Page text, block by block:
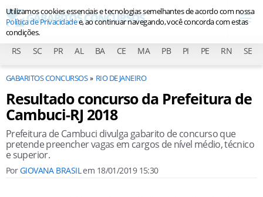
RS SC PR AL BA CE MA PB PI PE RN SE
GABARITOS CONCURSOS RIO DE JANEIRO
Resultado concurso da Prefeitura de
Cambuci-RJ 2018
Prefeitura de Cambuci divulga gabarito de concurso que
pretende preencher vagas em cargos de nível médio, técnico
e superior.
PorGIOVANA BRASILem 18/01/2019 15:30
Utilizamos cookies essenciais e tecnologias semelhantes de acordo com nossa
Política de Privacidadee, ao continuar navegando, você concorda com estas
condições.